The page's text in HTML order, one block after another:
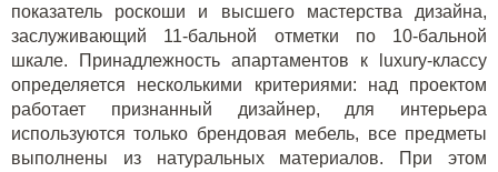
показатель роскоши и высшего мастерства дизайна,
заслуживающий 11-бальной отметки по 10-бальной
шкале. Принадлежность апартаментов к luxury-классу
определяется несколькими критериями: над проектом
работает признанный дизайнер, для интерьера
используются только брендовая мебель, все предметы
выполнены из натуральных материалов. При этом